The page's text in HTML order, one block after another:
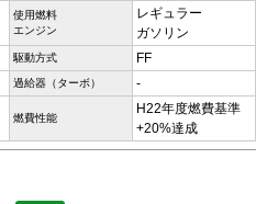
使用燃料
エンジン
レギュラー
ガソリン
駆動方式 FF
過給器（ターボ） -
燃費性能
H22年度燃費基準
+20%達成